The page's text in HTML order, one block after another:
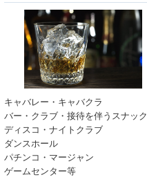
キャバレー・キャバクラ
バー・クラブ・接待を伴うスナック
ディスコ・ナイトクラブ
ダンスホール
パチンコ・マージャン
ゲームセンター等